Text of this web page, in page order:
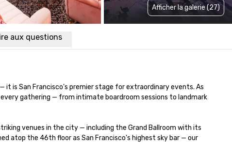
Afficher la galerie (27)
aux questions
it is San Francisco's premier stage for extraordinary events. As
gathering — from intimate boardroom sessions to landmark
venues in the city — including the Grand Ballroom with its
atop the 46th floor as San Francisco's highest sky bar — our